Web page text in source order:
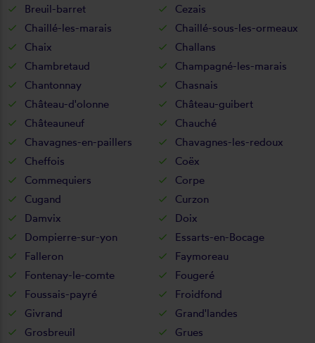
Breuil-barret
Cezais
Chaillé-les-marais
Chaillé-sous-les-ormeaux
Chaix
Challans
Chambretaud
Champagné-les-marais
Chantonnay
Chasnais
Château-d'olonne
Château-guibert
Châteauneuf
Chauché
Chavagnes-en-paillers
Chavagnes-les-redoux
Cheffois
Coëx
Commequiers
Corpe
Cugand
Curzon
Damvix
Doix
Dompierre-sur-yon
Essarts-en-Bocage
Falleron
Faymoreau
Fontenay-le-comte
Fougeré
Foussais-payré
Froidfond
Givrand
Grand'landes
Grosbreuil
Grues